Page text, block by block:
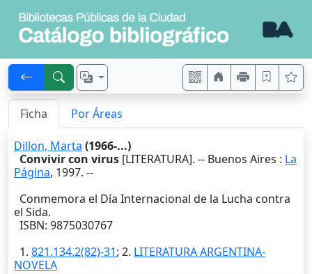
Ficha Por Áreas
Dillon, Marta (1966-...)
Convivir con virus [LITERATURA]. -- Buenos Aires : La
Página, 1997. --
Conmemora el Día Internacional de la Lucha contra
el Sida.
ISBN: 9875030767
1. 821.134.2(82)-31; 2. LITERATURA ARGENTINA-
NOVELA